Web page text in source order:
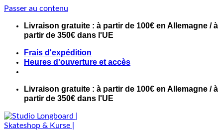
Passer au contenu
Livraison gratuite : à partir de 100€ en Allemagne / à
partir de 350€ dans l'UE
Frais d'expédition
Heures d'ouverture et accès
Livraison gratuite : à partir de 100€ en Allemagne / à
partir de 350€ dans l'UE